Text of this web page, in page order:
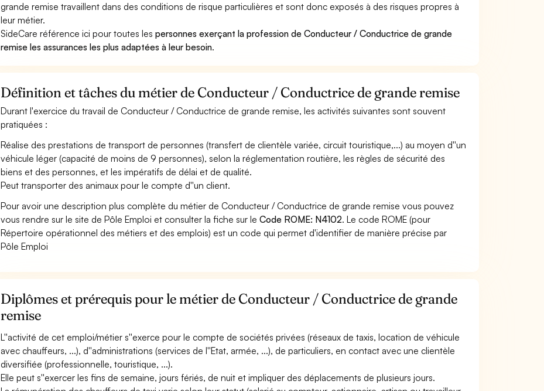
grande remise travaillent dans des conditions de risque particulières et sont donc exposés à des risques propres à
leur métier.
SideCare référence ici pour toutes lespersonnes exerçant la profession de Conducteur / Conductrice de grande
remise les assurances les plus adaptées à leur besoin.
Définition et tâches du métier de Conducteur / Conductrice de grande remise
Durant l'exercice du travail de Conducteur / Conductrice de grande remise, les activités suivantes sont souvent
pratiquées :
Réalise des prestations de transport de personnes (transfert de clientèle variée, circuit touristique,...) au moyen d''un
véhicule léger (capacité de moins de 9 personnes), selon la réglementation routière, les règles de sécurité des
biens et des personnes, et les impératifs de délai et de qualité.
Peut transporter des animaux pour le compte d''un client.
Pour avoir une description plus complète du métier de Conducteur / Conductrice de grande remise vous pouvez
vous rendre sur le site de Pôle Emploi et consulter la fiche sur leCode ROME: N4102. Le code ROME (pour
Répertoire opérationnel des métiers et des emplois) est un code qui permet d'identifier de manière précise par
Pôle Emploi
Diplômes et prérequis pour le métier de Conducteur / Conductrice de grande
remise
L''activité de cet emploi/métier s''exerce pour le compte de sociétés privées (réseaux de taxis, location de véhicule
avec chauffeurs, ...), d''administrations (services de l''Etat, armée, ...), de particuliers, en contact avec une clientèle
diversifiée (professionnelle, touristique, ...).
Elle peut s''exercer les fins de semaine, jours fériés, de nuit et impliquer des déplacements de plusieurs jours.